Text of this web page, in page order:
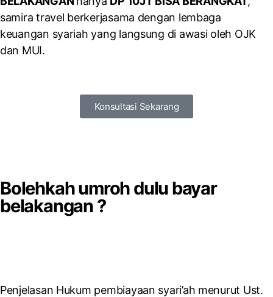
samira travel berkerjasama dengan lembaga
keuangan syariah yang langsung di awasi oleh OJK
dan MUI.
Konsultasi Sekarang
Bolehkah umroh dulu bayar
belakangan ?
Penjelasan Hukum pembiayaan syari’ah menurut Ust.